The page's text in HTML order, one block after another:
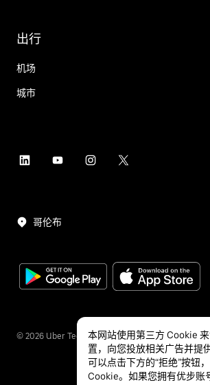
出行
机场
城市
哥伦布
© 2026 Uber Technologies Inc.
本网站使用第三方 Cookie
置，向您投放相关广告并提
可以点击下方的“拒绝”按钮
Cookie。如果您拥有优步账